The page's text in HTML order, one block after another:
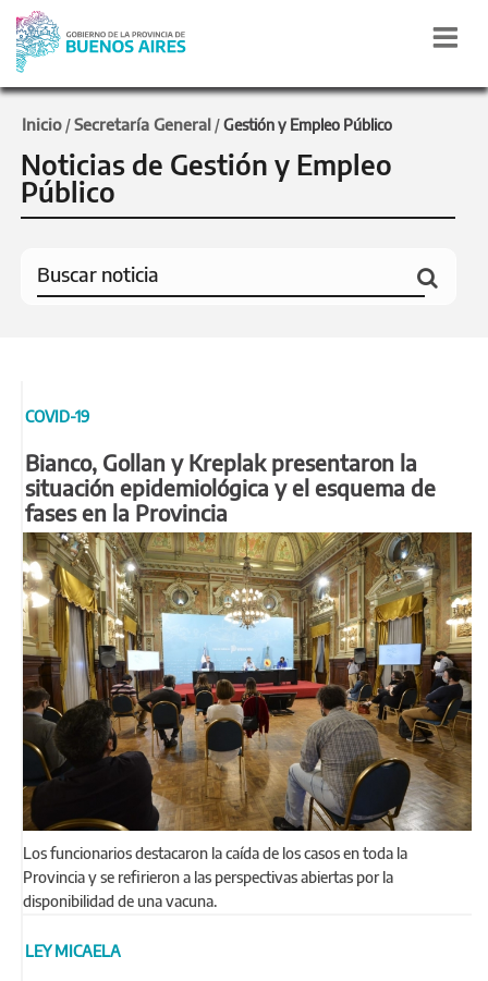
Inicio /Secretaría General /Gestión y Empleo Público
Noticias de Gestión y Empleo
Público
COVID-19
Bianco, Gollan y Kreplak presentaron la
situación epidemiológica y el esquema de
fases en la Provincia
Los funcionarios destacaron la caída de los casos en toda la
Provincia y se refirieron a las perspectivas abiertas por la
disponibilidad de una vacuna.
LEY MICAELA